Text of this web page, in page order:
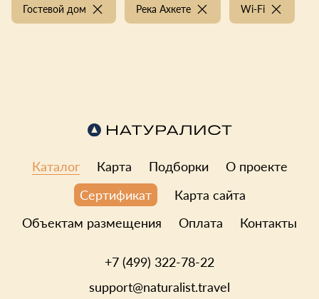
Гостевой дом Река Ахкете Wi-Fi
Каталог Карта Подборки
О проекте
Сертификат
Карта сайта
Объектам размещения
Оплата Контакты
+7 (499) 322-78-22
support@naturalist.travel